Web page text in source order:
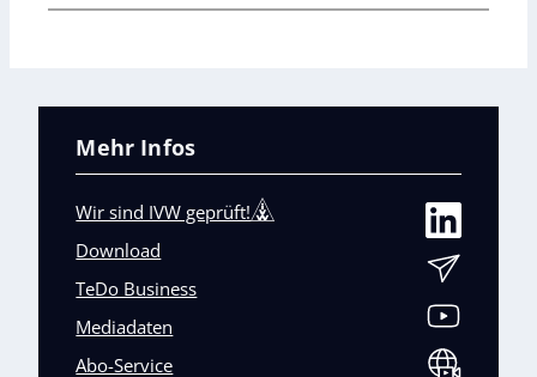
Mehr Infos
Wir sind IVW geprüft!
Download
TeDo Business
Mediadaten
Abo-Service